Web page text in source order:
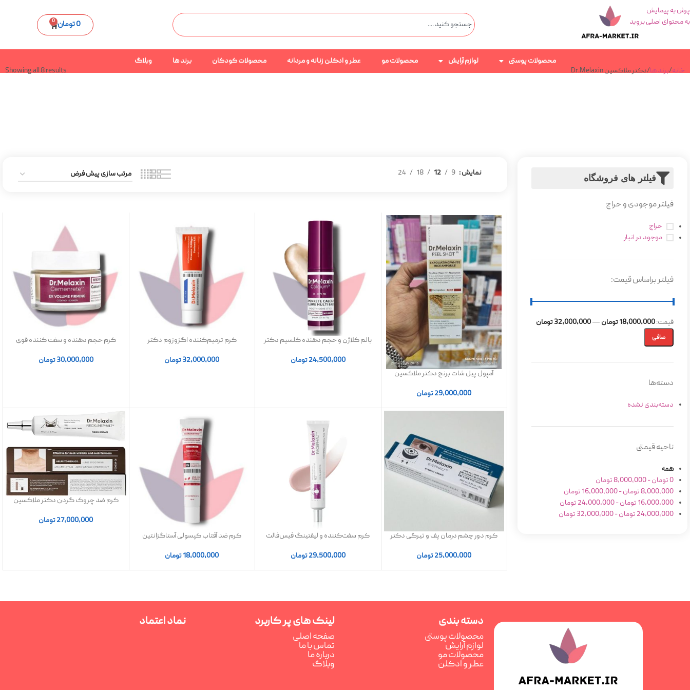
پرش به پیمایش
به محتوای اصلی بروید
0تومان 0
محصولات پوستی لوازم آرایش محصولات مو عطر و ادکلن زنانه و مردانه محصولات کودکان برند ها
وبلاگ
خانه برند ها دکتر ملاکسین Dr.Melaxin Showing all 8 results
فیلتر های فروشگاه
فیلتر موجودی و حراج
حراج
موجود در انبار
فیلتر براساس قیمت:
صافی
قيمت:18,000,000 تومان —32,000,000 تومان
دسته‌ها
دسته‌بندی نشده
ناحیه قیمتی
همه
0تومان-
8,000,000تومان
8,000,000تومان-
16,000,000 تومان
16,000,000 تومان-
24,000,000 تومان
24,000,000 تومان-
32,000,000 تومان
نمایش 9
12
18
24
آمپول پیل شات برنج دکتر ملاکسین
29,000,000تومان
بالم کلاژن و حجم دهنده کلسیم دکتر
لیفت و درخشان کننده پوست
24,500,000تومان
کرم ترمیم‌کننده اگزوزوم دکتر
Repair
32,000,000تومان
کرم حجم دهنده و سفت کننده قوی
میلی لیتر
30,000,000تومان
کرم دور چشم درمان پف و تیرگی دکتر
25,000,000تومان
کرم سفت‌کننده و لیفتینگ فیس‌فالت
29,500,000تومان
کرم ضد آفتاب کپسولی آستاگزانتین
Sun Cream
18,000,000تومان
کرم ضد چروک گردن دکتر ملاکسین
27,000,000تومان
دسته بندی
محصولات پوستی
لوازم آرایش
محصولات مو
عطر و ادکلن
لینک های پر کاربرد
صفحه اصلی
تماس با ما
درباره ما
وبلاگ
نماد اعتماد